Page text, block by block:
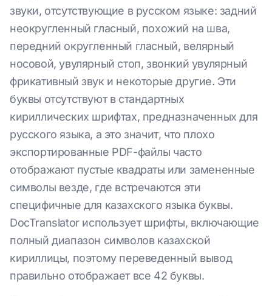
звуки, отсутствующие в русском языке: задний
неокругленный гласный, похожий на шва,
передний округленный гласный, велярный
носовой, увулярный стоп, звонкий увулярный
фрикативный звук и некоторые другие. Эти
буквы отсутствуют в стандартных
кириллических шрифтах, предназначенных для
русского языка, а это значит, что плохо
экспортированные PDF-файлы часто
отображают пустые квадраты или замененные
символы везде, где встречаются эти
специфичные для казахского языка буквы.
DocTranslator использует шрифты, включающие
полный диапазон символов казахской
кириллицы, поэтому переведенный вывод
правильно отображает все 42 буквы.